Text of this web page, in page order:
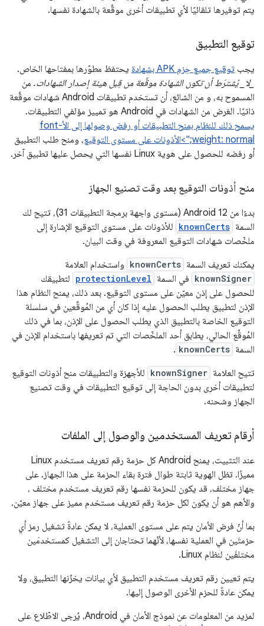
يتم توفيرها تلقائيًا لأي تطبيقات أخرى موقَّعة بالشهادة نفسها.
توقيع التطبيق
يجب توقيع جميع حِزم APK بشهادة
يحتفظ مطوّرها بمفتاحها الخاص.
_لا_ يُشترَط أن تكون الشهادة موقَّعة من قِبل هيئة إصدار الشهادات. من
المسموح به، و من الشائع، أن تستخدم تطبيقات Android شهادات موقَّعة
ذاتيًا. الغرض من الشهادات في Android هو تمييز مؤلفي التطبيقات.
يسمح ذلك للنظام بمنح التطبيقات أو رفض وصولها إلى الأfont-
weight: normal;">
الأذونات على مستوى التوقيع، ومنح طلب التطبيق
أو رفضه للحصول على هوية Linux نفسها التي يحصل عليها تطبيق آخر.
منح أذونات التوقيع بعد وقت تصنيع الجهاز
بدءًا من Android 12 (مستوى واجهة برمجة التطبيقات 31)، تتيح لك
السمة knownCerts للأذونات على مستوى التوقيع الإشارة إلى
ملخّصات شهادات التوقيع المعروفة في وقت البيان.
يمكنك تعريف السمة knownCerts واستخدام العلامة
knownSigner في السمة protectionLevel لتطبيقك
للحصول على إذن معيّن على مستوى التوقيع. بعد ذلك، يمنح النظام هذا
الإذن لتطبيق يطلب الحصول عليه إذا كان أي من المُوقِّعين في سلسلة
التوقيع الخاصة بالتطبيق الذي يطلب الحصول على الإذن، بما في ذلك
المُوقِّع الحالي، يطابق أحد الملخّصات التي تم تعريفها باستخدام الإذن في
السمة knownCerts
.
تتيح العلامة knownSigner للأجهزة والتطبيقات منح أذونات التوقيع
لتطبيقات أخرى بدون الحاجة إلى توقيع التطبيقات في وقت تصنيع
الجهاز وشحنه.
أرقام تعريف المستخدمين والوصول إلى الملفات
عند التثبيت، يمنح Android كل حزمة رقم تعريف مستخدم Linux
مميزًا. تظل الهوية ثابتة طوال فترة بقاء الحزمة على هذا الجهاز. على
جهاز مختلف، قد يكون للحزمة نفسها رقم تعريف مستخدم مختلف ،
والأهم هو أن يكون لكل حزمة رقم تعريف مستخدم مميز على جهاز معيّن.
بما أنّ فرض الأمان يتم على مستوى العملية، لا يمكن عادةً تشغيل رمز أي
حزمتَين في العملية نفسها، لأنّهما تحتاجان إلى التشغيل كمستخدمَين
مختلفَين لنظام Linux.
يتم تعيين رقم تعريف مستخدم التطبيق لأي بيانات يخزّنها التطبيق، ولا
يمكن عادةً للحزم الأخرى الوصول إليها.
لمزيد من المعلومات عن نموذج الأمان في Android، يُرجى الاطّلاع على